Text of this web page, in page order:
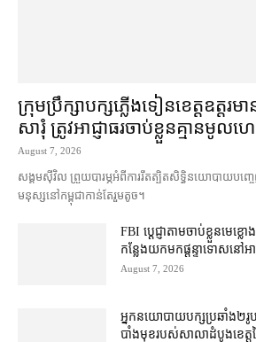
ក្រុមប្រឹក្សា​បក្ស​ភ្លើងទៀន​ខេត្ត​ឧត្
សារុំ ត្រូវ​អាជ្ញាធរ​ចាប់ខ្លួន​គ្មាន​មូលហ
August 7, 2026
សង្គម​ស៊ីវិល ព្រួយបារម្ភ​អំពី​ការ​រឹតត្បិត​សិទ្ធិ​នយោបាយ​បញ្ច
មនុស្ស​នៅ​កម្ពុជា​កាន់តែ​រួម​តូច។
FBI ប្ដេជ្ញា​តាម​ចាប់ខ្លួន​មេ
កន្លែង​យក​មក​ផ្ដន្ទាទោស​នៅ​អា
August 7, 2026
អ្នកនយោបាយ​បក្ស​ប្រឆាំង​២​
បាំងមុខ​របស់​សាលាដំបូង​ខេត្ត​